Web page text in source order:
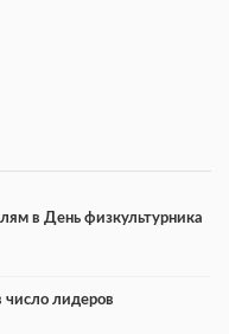
в День физкультурника
число лидеров